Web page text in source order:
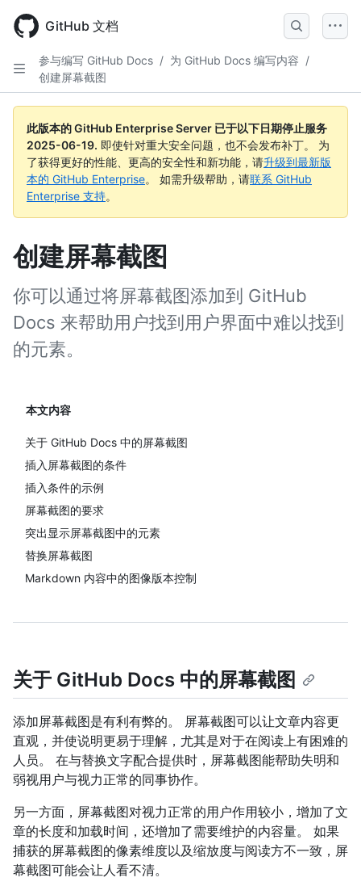
main
content
GitHub 文档
参与编写 GitHub Docs / 为 GitHub Docs 编写内容 /
创建屏幕截图
此版本的 GitHub Enterprise Server 已于以下日期停止服务
2025-06-19. 即使针对重大安全问题，也不会发布补丁。 为
了获得更好的性能、更高的安全性和新功能，请升级到最新版
本的 GitHub Enterprise。 如需升级帮助，请联系 GitHub
Enterprise 支持。
创建屏幕截图
你可以通过将屏幕截图添加到 GitHub
Docs 来帮助用户找到用户界面中难以找到
的元素。
本文内容
关于 GitHub Docs 中的屏幕截图
插入屏幕截图的条件
插入条件的示例
屏幕截图的要求
突出显示屏幕截图中的元素
替换屏幕截图
Markdown 内容中的图像版本控制
关于 GitHub Docs 中的屏幕截图
添加屏幕截图是有利有弊的。 屏幕截图可以让文章内容更
直观，并使说明更易于理解，尤其是对于在阅读上有困难的
人员。 在与替换文字配合提供时，屏幕截图能帮助失明和
弱视用户与视力正常的同事协作。
另一方面，屏幕截图对视力正常的用户作用较小，增加了文
章的长度和加载时间，还增加了需要维护的内容量。 如果
捕获的屏幕截图的像素维度以及缩放度与阅读方不一致，屏
幕截图可能会让人看不清。